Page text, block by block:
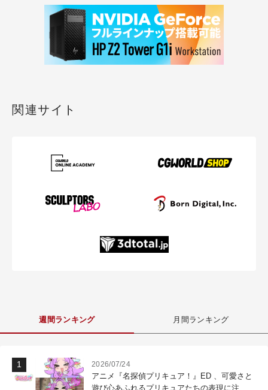
関連サイト
週間ランキング 月間ランキング
2026/07/24
アニメ『名探偵プリキュア！』ED 、可愛さと
遊び心あふれるプリキュアたちの表現に注